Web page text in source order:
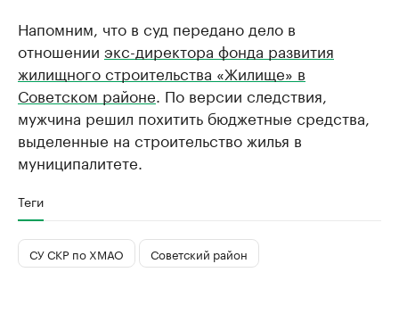
Напомним, что в суд передано дело в
отношении экс-директора фонда развития
жилищного строительства «Жилище» в
Советском районе . По версии следствия,
мужчина решил похитить бюджетные средства,
выделенные на строительство жилья в
муниципалитете.
Теги
СУ СКР по ХМАО Советский район